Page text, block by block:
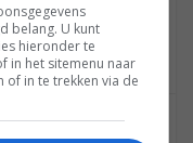
belang. U kunt
hieronder te
in het sitemenu naar
of in te trekken via de